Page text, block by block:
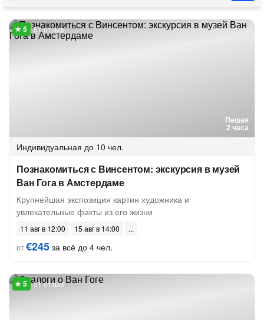
Пешая
2 часа
51 отзыв
Индивидуальная до 10 чел.
Познакомиться с Винсентом: экскурсия в музей
Ван Гога в Амстердаме
Крупнейшая экспозиция картин художника и
увлекательные факты из его жизни
11 авг в 12:00
15 авг в 14:00
от€245 за всё до 4 чел.
31 отзыв